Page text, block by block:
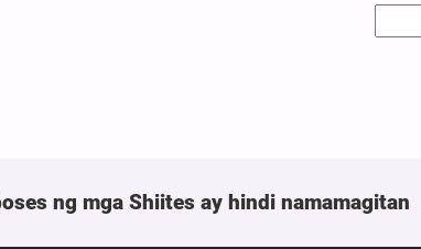
ng mga Shiites ay hindi namamagitan